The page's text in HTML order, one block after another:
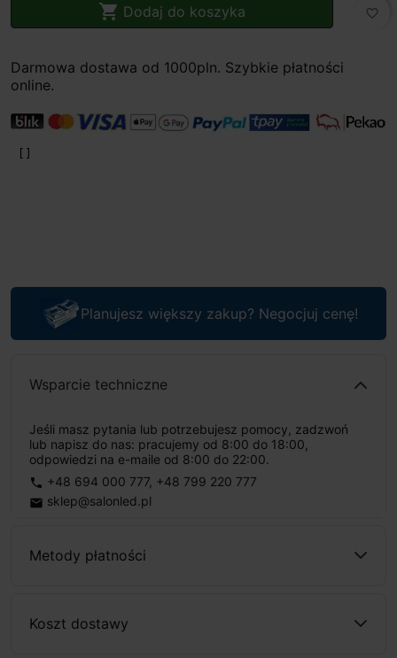
 Dodaj do koszyka favorite_border
Darmowa dostawa od 1000pln. Szybkie płatności
online.
Planujesz większy zakup? Negocjuj cenę!
Wsparcie techniczne
Jeśli masz pytania lub potrzebujesz pomocy, zadzwoń
lub napisz do nas: pracujemy od 8:00 do 18:00,
odpowiedzi na e-maile od 8:00 do 22:00.
phone +48 694 000 777, +48 799 220 777
email sklep@salonled.pl
Metody płatności
Koszt dostawy